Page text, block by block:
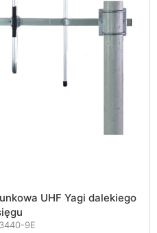
UHF Yagi dalekiego
9E